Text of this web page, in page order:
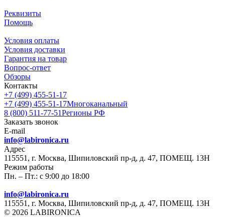
Реквизиты
Помощь
Условия оплаты
Условия доставки
Гарантия на товар
Вопрос-ответ
Обзоры
Контакты
+7 (499) 455-51-17
+7 (499) 455-51-17Многоканальный
8 (800) 511-77-51Регионы РФ
Заказать звонок
E-mail
info@labironica.ru
Адрес
115551, г. Москва, Шипиловский пр-д, д. 47, ПОМЕЩ. 13Н
Режим работы
Пн. – Пт.: с 9:00 до 18:00
info@labironica.ru
115551, г. Москва, Шипиловский пр-д, д. 47, ПОМЕЩ. 13Н
© 2026 LABIRONICA